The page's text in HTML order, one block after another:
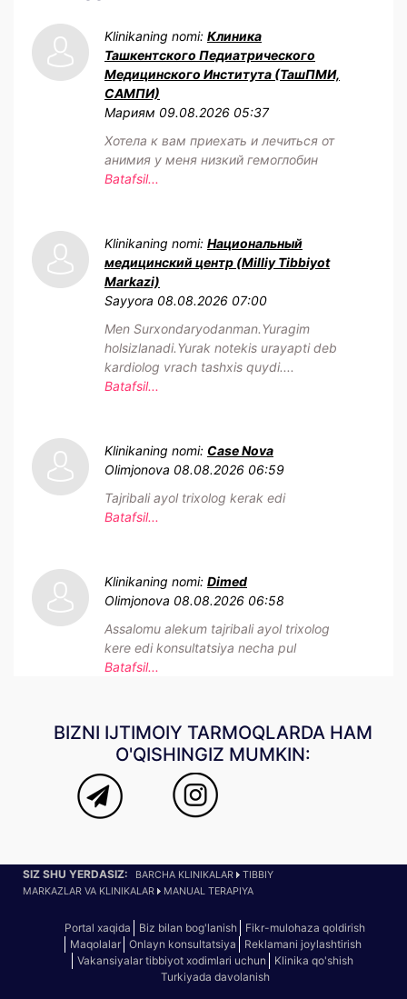
Klinikaning nomi: Клиника
Ташкентского Педиатрического
Медицинского Института (ТашПМИ,
САМПИ)
Мариям 09.08.2026 05:37
Хотела к вам приехать и лечиться от
анимия у меня низкий гемоглобин
Batafsil...
Klinikaning nomi: Национальный
медицинский центр (Milliy Tibbiyot
Markazi)
Sayyora 08.08.2026 07:00
Men Surxondaryodanman.Yuragim
holsizlanadi.Yurak notekis urayapti deb
kardiolog vrach tashxis quydi....
Batafsil...
Klinikaning nomi: Case Nova
Olimjonova 08.08.2026 06:59
Tajribali ayol trixolog kerak edi
Batafsil...
Klinikaning nomi: Dimed
Olimjonova 08.08.2026 06:58
Assalomu alekum tajribali ayol trixolog
kere edi konsultatsiya necha pul
Batafsil...
BIZNI IJTIMOIY TARMOQLARDA HAM
O'QISHINGIZ MUMKIN:
SIZ SHU YERDASIZ: BARCHA KLINIKALAR
TIBBIY
MARKAZLAR VA KLINIKALAR
MANUAL TERAPIYA
Portal xaqida Biz bilan bog'lanish
Fikr-mulohaza qoldirish
Maqolalar
Onlayn konsultatsiya
Reklamani joylashtirish
Vakansiyalar tibbiyot xodimlari uchun
Klinika qo'shish
Turkiyada davolanish